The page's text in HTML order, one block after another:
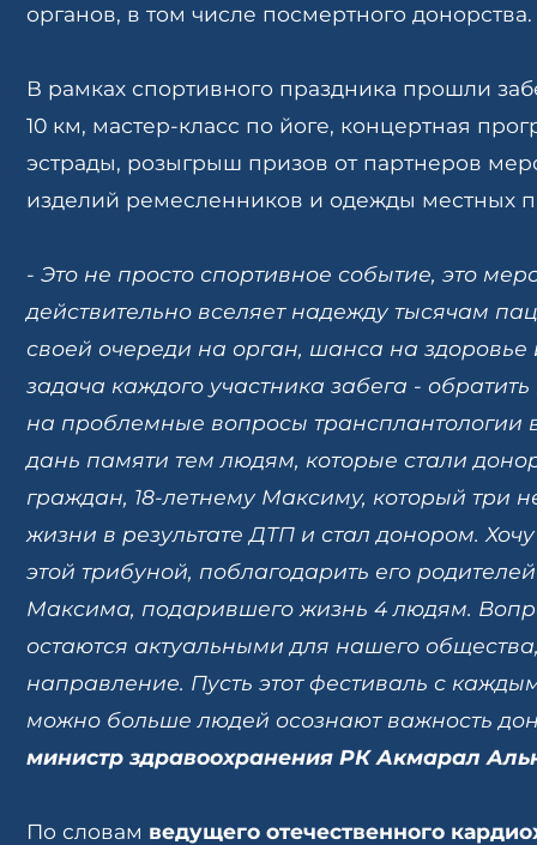
органов, в том числе посмертного донорства.
В рамках спортивного праздника прошли
10 км, мастер-класс по йоге, концертная
эстрады, розыгрыш призов от партнеров
изделий ремесленников и одежды местных
- Это не просто спортивное событие, это
действительно вселяет надежду тысячам
своей очереди на орган, шанса на
задача каждого участника забега -
на проблемные вопросы трансплантологии
дань памяти тем людям, которые стали
граждан, 18-летнему Максиму, который три
жизни в результате ДТП и стал донором.
этой трибуной, поблагодарить его
Максима, подарившего жизнь 4 людям.
остаются актуальными для нашего
направление. Пусть этот фестиваль с
можно больше людей осознают важность
министр здравоохранения РК Акмарал
По словам ведущего отечественного